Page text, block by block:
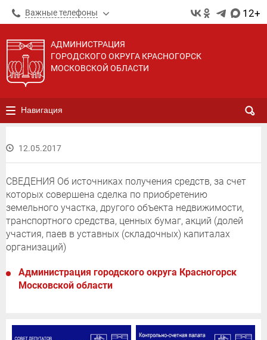
Важные телефоны 12+
АДМИНИСТРАЦИЯ
ГОРОДСКОГО ОКРУГА КРАСНОГОРСК
МОСКОВСКОЙ ОБЛАСТИ
Навигация
12.05.2017
СВЕДЕНИЯ Об источниках получения средств, за счет
которых совершена сделка по приобретению
земельного участка, другого объекта недвижимости,
транспортного средства, ценных бумаг, акций (долей
участия, паев в уставных (складочных) капиталах
организаций)
Администрация городского округа Красногорск
Московской области